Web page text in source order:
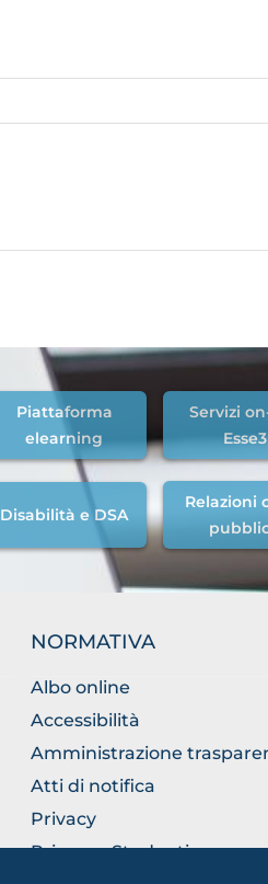
Piattaforma
elearning
Servizi
Esse3
Disabilità e DSA
Relazioni
NORMATIVA
Albo online
Accessibilità
Amministrazione
Atti di notifica
Privacy
Privacy - Studenti